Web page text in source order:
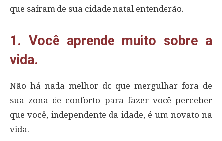
que saíram de sua cidade natal entenderão.
1. Você aprende muito sobre a
vida.
Não há nada melhor do que mergulhar fora de
sua zona de conforto para fazer você perceber
que você, independente da idade, é um novato na
vida.